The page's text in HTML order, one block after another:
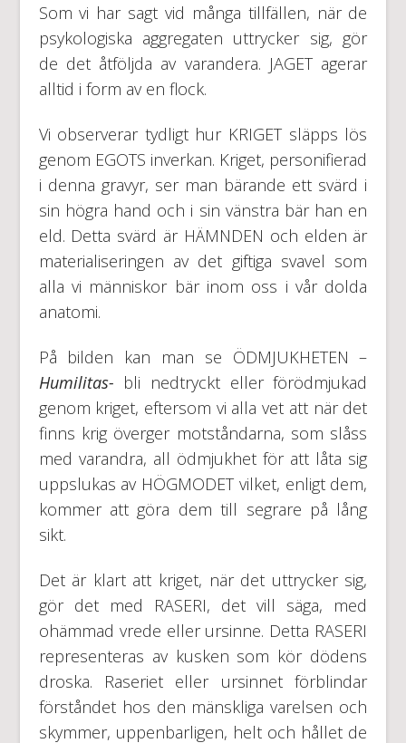
Som vi har sagt vid många tillfällen, när de
psykologiska aggregaten uttrycker sig, gör
de det åtföljda av varandera. JAGET agerar
alltid i form av en flock.
Vi observerar tydligt hur KRIGET släpps lös
genom EGOTS inverkan. Kriget, personifierad
i denna gravyr, ser man bärande ett svärd i
sin högra hand och i sin vänstra bär han en
eld. Detta svärd är HÄMNDEN och elden är
materialiseringen av det giftiga svavel som
alla vi människor bär inom oss i vår dolda
anatomi.
På bilden kan man se ÖDMJUKHETEN –
Humilitas- bli nedtryckt eller förödmjukad
genom kriget, eftersom vi alla vet att när det
finns krig överger motståndarna, som slåss
med varandra, all ödmjukhet för att låta sig
uppslukas av HÖGMODET vilket, enligt dem,
kommer att göra dem till segrare på lång
sikt.
Det är klart att kriget, när det uttrycker sig,
gör det med RASERI, det vill säga, med
ohämmad vrede eller ursinne. Detta RASERI
representeras av kusken som kör dödens
droska. Raseriet eller ursinnet förblindar
förståndet hos den mänskliga varelsen och
skymmer, uppenbarligen, helt och hållet de